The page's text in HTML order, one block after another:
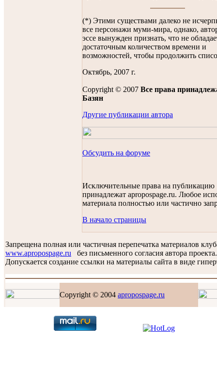
(*) Этими существами далеко не
все персонажи муми-мира, однако,
эссе вынужден признать, что не
достаточным количеством времени и
возможностей, чтобы продолжить
Октябрь, 2007 г.
Copyright © 2007 Все права
Базян
Другие публикации автора
Обсудить на форуме
Исключительные права на публикацию
принадлежат apropospage.ru. Любое
материала полностью или частично
В начало страницы
Запрещена полная или частичная перепечатка материалов
www.apropospage.ru без письменного согласия автора проекта.
Допускается создание ссылки на материалы сайта в виде
Copyright © 2004 apropospage.ru